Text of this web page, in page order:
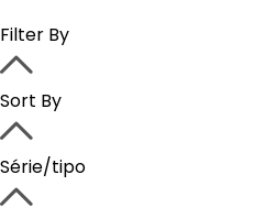
Filter By
Sort By
Série/tipo